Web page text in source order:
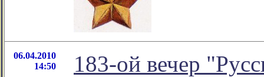
06.04.2010
14:50
183-ой вечер